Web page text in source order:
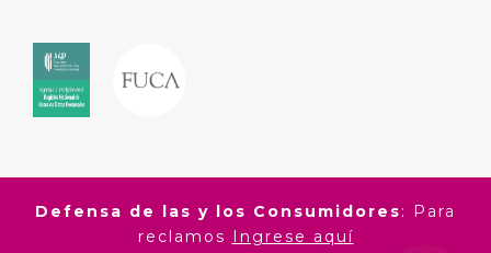
Defensa de las y los Consumidores: Para
reclamos Ingrese aquí